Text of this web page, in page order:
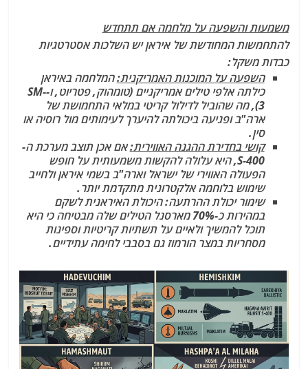
משמעות והשפעה על מלחמה אם תתחדש
להתחמשות המחודשת של איראן יש השלכות אסטרטגיות
כבדות משקל:
השפעה על המוכנות האמריקנית:המלחמה באיראן
כילתה אלפי טילים אמריקניים (טומהוק, פטריוט, ו-SM-
3), מה שהוביל לדילול קריטי במלאי התחמושת של
ארה"ב ופגיעה ביכולתה להיערך לעימותים מול רוסיה או
סין.
קושי בחדירת ההגנה האווירית:אם אכן תוצב מערכת ה-
S-400, היא עלולה להקשות משמעותית על חופש
הפעולה האווירי של ישראל וארה"ב בשמי איראן ולחייב
שימוש בלוחמה אלקטרונית מתקדמת יותר.
שימור יכולת ההרתעה: היכולת האיראנית לשקם
במהירות כ-70% מארסנל הטילים שלה מבטיחה כי היא
תוכל להמשיך ולאיים על תשתיות קריטיות וספינות
מסחריות במצר הורמוז גם בסבבי לחימה עתידיים.